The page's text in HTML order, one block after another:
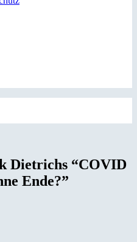
Dietrichs “COVID
Ende?”